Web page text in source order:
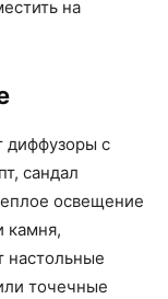
на
диффузоры с
сандал
освещение
камня,
настольные
точечные